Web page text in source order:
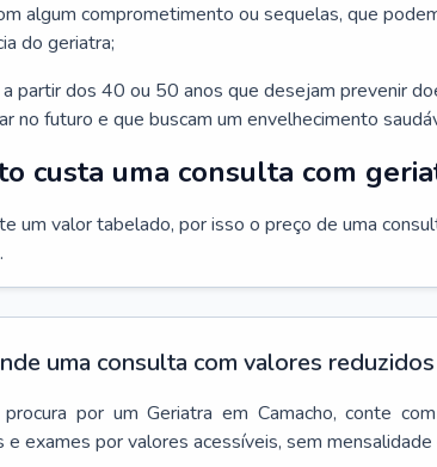
algum comprometimento ou sequelas, que
do geriatra;
partir dos 40 ou 50 anos que desejam prevenir
no futuro e que buscam um envelhecimento
custa uma consulta com
um valor tabelado, por isso o preço de uma
uma consulta com valores reduzidos
por um Geriatra em Camacho, conte
e exames por valores acessíveis, sem